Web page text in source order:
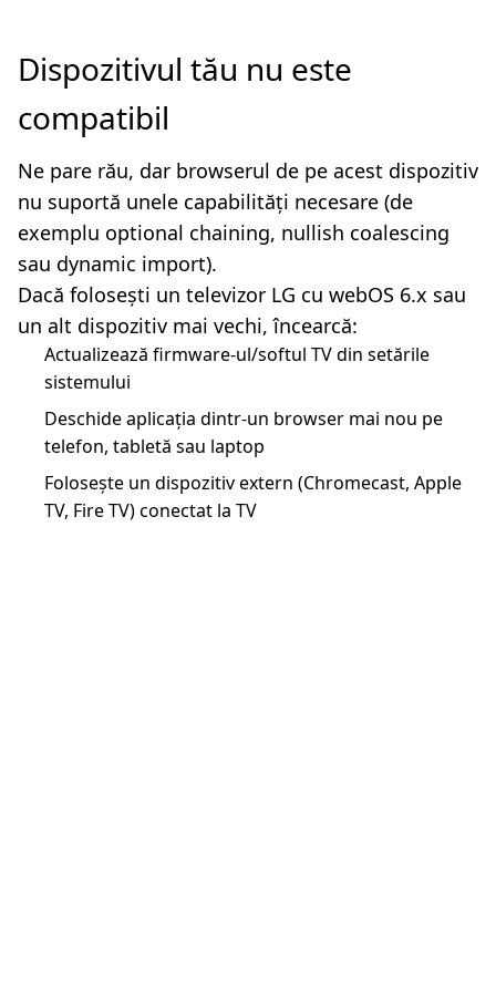
Dispozitivul tău nu este
compatibil
Ne pare rău, dar browserul de pe acest dispozitiv
nu suportă unele capabilități necesare (de
exemplu optional chaining, nullish coalescing
sau dynamic import).
Dacă folosești un televizor LG cu webOS 6.x sau
un alt dispozitiv mai vechi, încearcă:
Actualizează firmware-ul/softul TV din setările
sistemului
Deschide aplicația dintr-un browser mai nou pe
telefon, tabletă sau laptop
Folosește un dispozitiv extern (Chromecast, Apple
TV, Fire TV) conectat la TV